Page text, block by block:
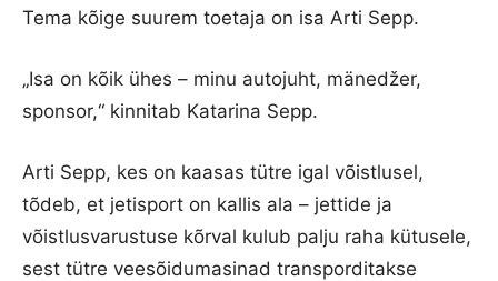
Tema kõige suurem toetaja on isa Arti Sepp.
„Isa on kõik ühes – minu autojuht, mänedžer,
sponsor,“ kinnitab Katarina Sepp.
Arti Sepp, kes on kaasas tütre igal võistlusel,
tõdeb, et jetisport on kallis ala – jettide ja
võistlusvarustuse kõrval kulub palju raha kütusele,
sest tütre veesõidumasinad transporditakse